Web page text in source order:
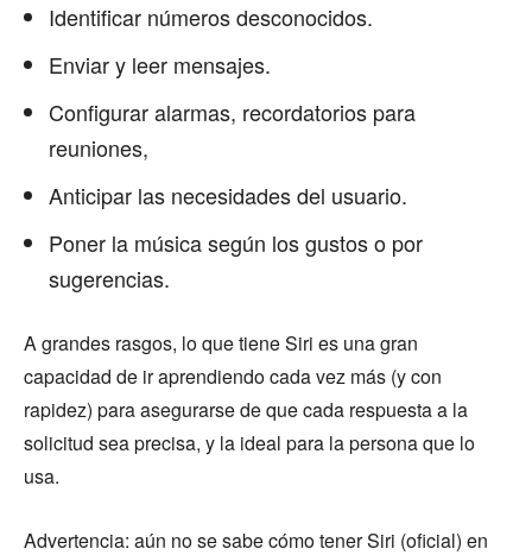
Identificar números desconocidos.
Enviar y leer mensajes.
Configurar alarmas, recordatorios para
reuniones,
Anticipar las necesidades del usuario.
Poner la música según los gustos o por
sugerencias.
A grandes rasgos, lo que tiene Siri es una gran
capacidad de ir aprendiendo cada vez más (y con
rapidez) para asegurarse de que cada respuesta a la
solicitud sea precisa, y la ideal para la persona que lo
usa.
Advertencia: aún no se sabe cómo tener Siri (oficial) en